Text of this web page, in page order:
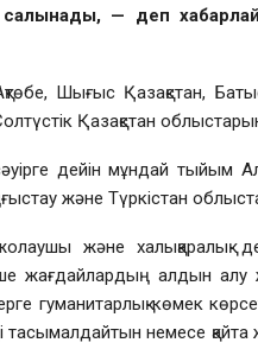
— деп
Шығыс Қазақстан,
Қазақстан
дейін мұндай тыйым
және Түркістан
және халықаралық
жағдайлардың алдын алу
гуманитарлық көмек
тасымалдайтын немесе